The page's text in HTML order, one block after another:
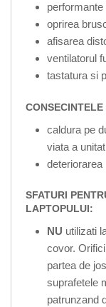
oprirea
afisarea
ventilatorul
tastatura si
caldura pe
viata a
deteriorarea
SFATURI
LAPTOPULUI:
NU utilizati
covor.
partea de
suprafetele
patrunzand